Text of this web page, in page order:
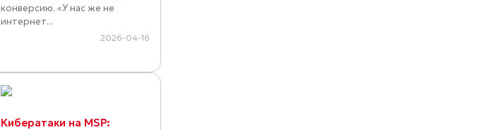
конверсию. «У нас же не
интернет...
2026-04-16
Кибератаки на MSP: